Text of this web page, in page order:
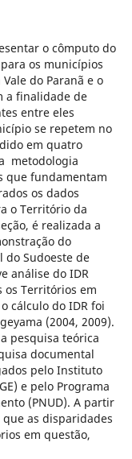
o cômputo do
os municípios
do Paranã e o
a finalidade de
entre eles
se repetem no
em quatro
metodologia
que fundamentam
os dados
o Território da
é realizada a
do
do Sudoeste de
análise do IDR
os Territórios em
cálculo do IDR foi
(2004, 2009).
pesquisa teórica
documental
pelo Instituto
e pelo Programa
(PNUD). A partir
as disparidades
em questão,